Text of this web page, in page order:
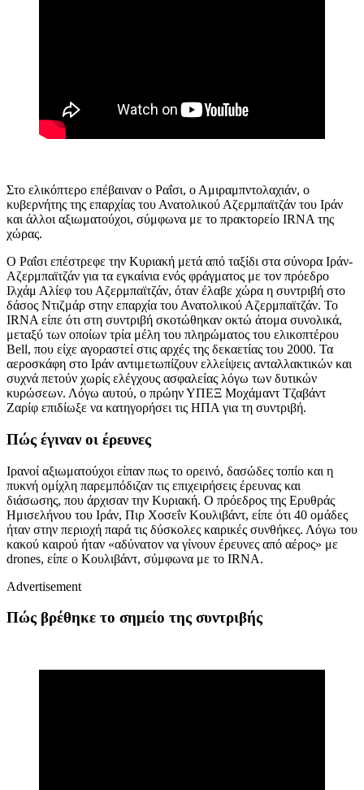
Στο ελικόπτερο επέβαιναν ο Ραΐσι, ο Αμιραμπντολαχιάν, ο
κυβερνήτης της επαρχίας του Ανατολικού Αζερμπαϊτζάν του Ιράν
και άλλοι αξιωματούχοι, σύμφωνα με το πρακτορείο IRNA της
χώρας.
Ο Ραΐσι επέστρεφε την Κυριακή μετά από ταξίδι στα σύνορα Ιράν-
Αζερμπαϊτζάν για τα εγκαίνια ενός φράγματος με τον πρόεδρο
Ιλχάμ Αλίεφ του Αζερμπαϊτζάν, όταν έλαβε χώρα η συντριβή στο
δάσος Ντιζμάρ στην επαρχία του Ανατολικού Αζερμπαϊτζάν. Το
IRNA είπε ότι στη συντριβή σκοτώθηκαν οκτώ άτομα συνολικά,
μεταξύ των οποίων τρία μέλη του πληρώματος του ελικοπτέρου
Bell, που είχε αγοραστεί στις αρχές της δεκαετίας του 2000. Τα
αεροσκάφη στο Ιράν αντιμετωπίζουν ελλείψεις ανταλλακτικών και
συχνά πετούν χωρίς ελέγχους ασφαλείας λόγω των δυτικών
κυρώσεων. Λόγω αυτού, ο πρώην ΥΠΕΞ Μοχάμαντ Τζαβάντ
Ζαρίφ επιδίωξε να κατηγορήσει τις ΗΠΑ για τη συντριβή.
Πώς έγιναν οι έρευνες
Ιρανοί αξιωματούχοι είπαν πως το ορεινό, δασώδες τοπίο και η
πυκνή ομίχλη παρεμπόδιζαν τις επιχειρήσεις έρευνας και
διάσωσης, που άρχισαν την Κυριακή. Ο πρόεδρος της Ερυθράς
Ημισελήνου του Ιράν, Πιρ Χοσεΐν Κουλιβάντ, είπε ότι 40 ομάδες
ήταν στην περιοχή παρά τις δύσκολες καιρικές συνθήκες. Λόγω του
κακού καιρού ήταν «αδύνατον να γίνουν έρευνες από αέρος» με
drones, είπε ο Κουλιβάντ, σύμφωνα με το IRNA.
Advertisement
Πώς βρέθηκε το σημείο της συντριβής